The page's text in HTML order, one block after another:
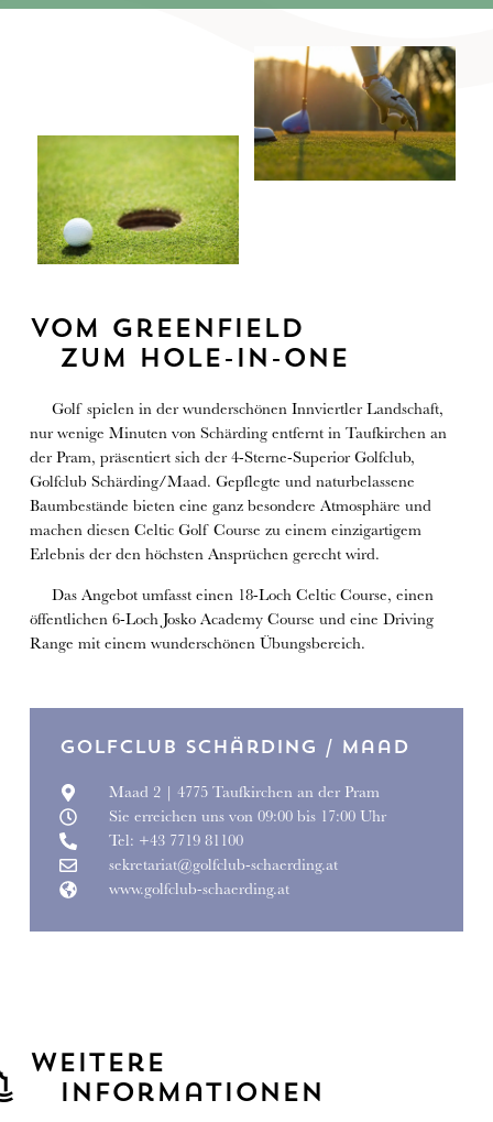
Vom Greenfield
zum Hole-in-One
Golf spielen in der wunderschönen Innviertler Landschaft,
nur wenige Minuten von Schärding entfernt in Taufkirchen an
der Pram, präsentiert sich der 4-Sterne-Superior Golfclub,
Golfclub Schärding/Maad. Gepflegte und naturbelassene
Baumbestände bieten eine ganz besondere Atmosphäre und
machen diesen Celtic Golf Course zu einem einzigartigem
Erlebnis der den höchsten Ansprüchen gerecht wird.
Das Angebot umfasst einen 18-Loch Celtic Course, einen
öffentlichen 6-Loch Josko Academy Course und eine Driving
Range mit einem wunderschönen Übungsbereich.
Golfclub Schärding / Maad
Maad 2 | 4775 Taufkirchen an der Pram
Sie erreichen uns von 09:00 bis 17:00 Uhr
Tel: +43 7719 81100
sekretariat@golfclub-schaerding.at
www.golfclub-schaerding.at
Weitere
Informationen